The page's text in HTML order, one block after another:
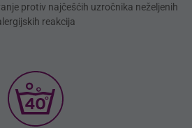
protiv najčešćih uzročnika neželjenih
reakcija